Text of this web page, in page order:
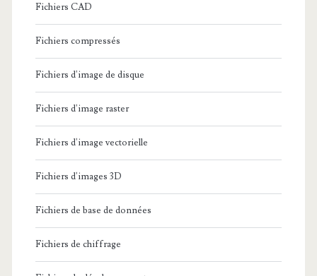
Fichiers CAD
Fichiers compressés
Fichiers d'image de disque
Fichiers d'image raster
Fichiers d'image vectorielle
Fichiers d'images 3D
Fichiers de base de données
Fichiers de chiffrage